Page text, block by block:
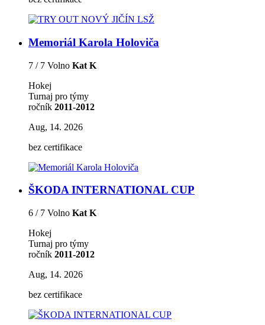
Memoriál Karola Holoviča
7 / 7 Volno Kat K
Hokej
Turnaj pro týmy
ročník 2011-2012
Aug, 14. 2026
bez certifikace
ŠKODA INTERNATIONAL CUP
6 / 7 Volno Kat K
Hokej
Turnaj pro týmy
ročník 2011-2012
Aug, 14. 2026
bez certifikace